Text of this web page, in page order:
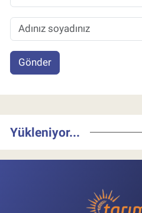
Gönder
Yükleniyor...